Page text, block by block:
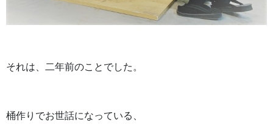
それは、二年前のことでした。
桶作りでお世話になっている、